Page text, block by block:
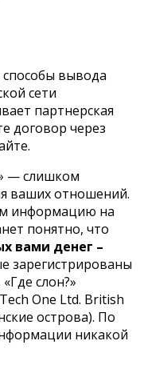
способы вывода
сети
партнерская
договор через
— слишком
ваших отношений.
информацию на
понятно, что
вами денег –
зарегистрированы
слон?»
One Ltd. British
острова). По
никакой